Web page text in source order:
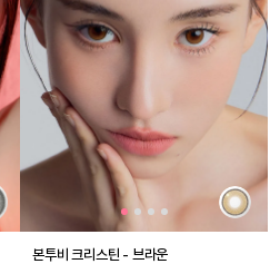
본투비 크리스틴 - 브라운